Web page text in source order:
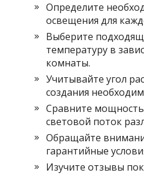
Определите
освещения для
Выберите
температуру в
комнаты.
Учитывайте угол
создания
Сравните
световой поток
Обращайте
гарантийные
Изучите отзывы